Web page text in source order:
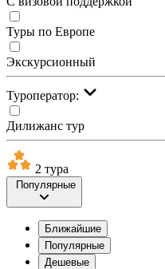
Туры по Европе
Экскурсионный
Туроператор:
Дилижанс тур
2 тура
Популярные
Ближайшие
Популярные
Дешевые